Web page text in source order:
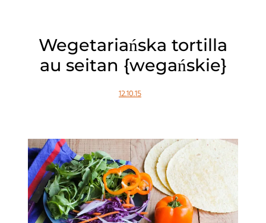
Wegetariańska tortilla
au seitan {wegańskie}
12.10.15